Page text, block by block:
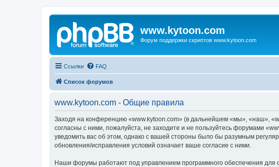
www.kytoon.com
Форум поддержки скриптов www.kytoon.com
Ссылки FAQ
Список форумов
www.kytoon.com - Общие правила
Заходя на конференцию «www.kytoon.com» (в дальнейшем «мы», «наш»,
согласны с ними, пожалуйста, не заходите и не пользуйтесь форумами
уведомить вас об этом, однако с вашей стороны было бы разумным
обновления/исправления условий означает ваше согласие с ними.
Наши форумы работают под управлением программного обеспечения